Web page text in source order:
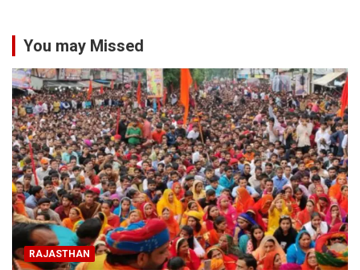
You may Missed
RAJASTHAN